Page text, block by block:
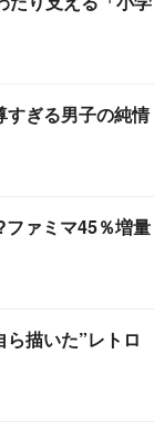
すぎる男子の純情
ァミマ45％増量
描いた”レトロ